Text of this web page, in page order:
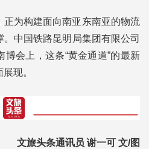
正为构建面向南亚东南亚的物流
中国铁路昆明局集团有限公司
会上，这条“黄金通道”的最新
现。
文旅头条通讯员 谢一可 文/图